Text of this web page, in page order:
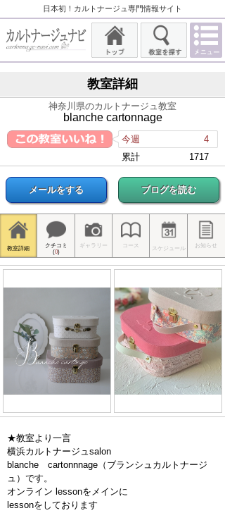
日本初！カルトナージュ専門情報サイト
教室詳細
神奈川県のカルトナージュ教室
blanche cartonnage
今週
4
累計
1717
メールをする ブログを読む
教室詳細
クチコミ
(0)
ギャラリー コース スケジュール お知らせ
★教室より一言
横浜カルトナージュsalon
blanche cartonnnage（ブランシュカルトナージ
ュ）です。
オンライン lessonをメインに
lessonをしております